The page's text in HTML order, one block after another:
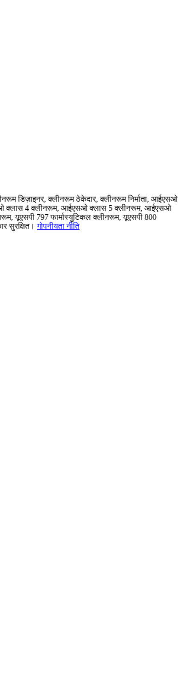
डिज़ाइनर, क्लीनरूम ठेकेदार, क्लीनरूम निर्माता, आईएसओ
क्लास 4 क्लीनरूम, आईएसओ क्लास 5 क्लीनरूम, आईएसओ
यूएसपी 797 फार्मास्युटिकल क्लीनरूम, यूएसपी 800
सुरक्षित। गोपनीयता नीति